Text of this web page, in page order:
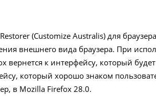
(Customize Australis) для
внешнего вида браузера. При
вернется к интерфейсу, который
который хорошо знаком
в Mozilla Firefox 28.0.